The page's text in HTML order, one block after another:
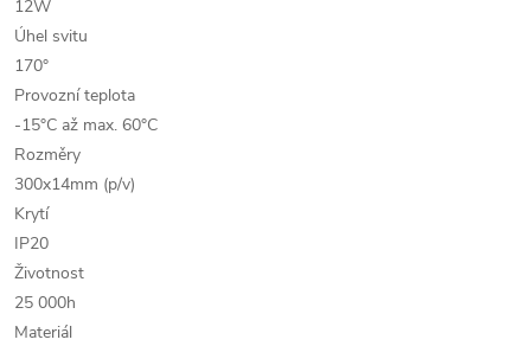
12W
Úhel svitu
170°
Provozní teplota
-15°C až max. 60°C
Rozměry
300x14mm (p/v)
Krytí
IP20
Životnost
25 000h
Materiál